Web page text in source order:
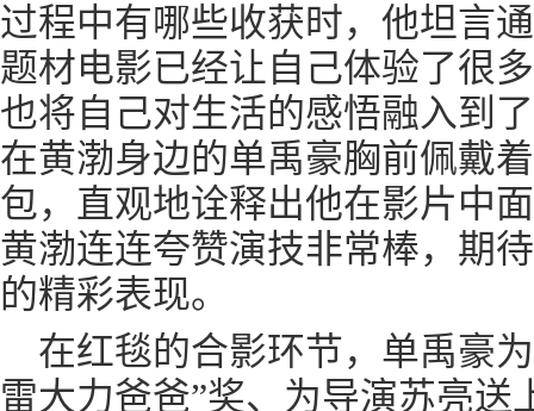
过程中有哪些收获时，他坦言
题材电影已经让自己体验了很
也将自己对生活的感悟融入到
在黄渤身边的单禹豪胸前佩戴
包，直观地诠释出他在影片中
黄渤连连夸赞演技非常棒，期
的精彩表现。
在红毯的合影环节，单禹豪
雷大力爸爸”奖、为导演苏亮送